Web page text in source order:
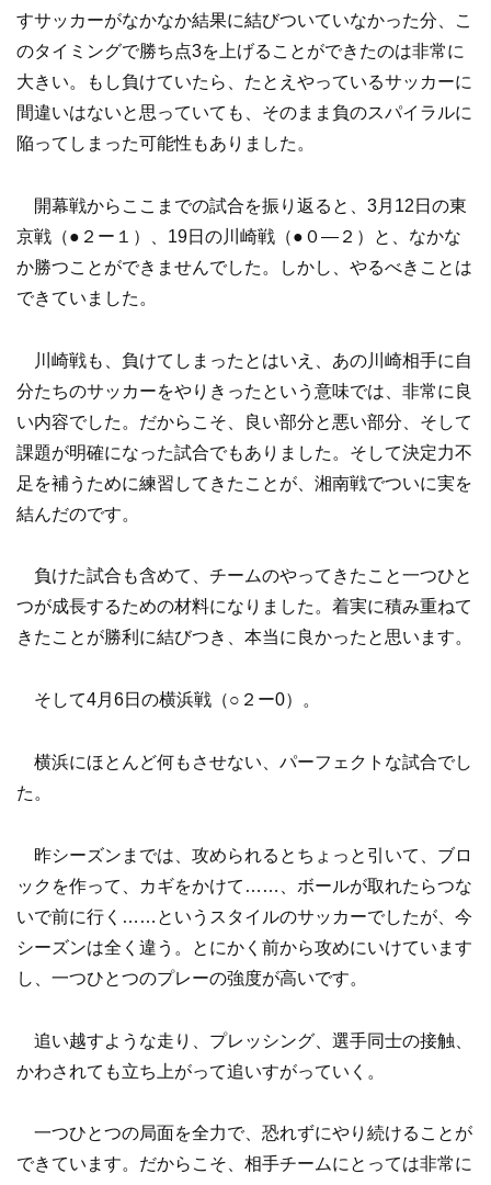
すサッカーがなかなか結果に結びついていなかった分、こ
のタイミングで勝ち点3を上げることができたのは非常に
大きい。もし負けていたら、たとえやっているサッカーに
間違いはないと思っていても、そのまま負のスパイラルに
陥ってしまった可能性もありました。
開幕戦からここまでの試合を振り返ると、3月12日の東
京戦（●２ー１）、19日の川崎戦（●０—２）と、なかな
か勝つことができませんでした。しかし、やるべきことは
できていました。
川崎戦も、負けてしまったとはいえ、あの川崎相手に自
分たちのサッカーをやりきったという意味では、非常に良
い内容でした。だからこそ、良い部分と悪い部分、そして
課題が明確になった試合でもありました。そして決定力不
足を補うために練習してきたことが、湘南戦でついに実を
結んだのです。
負けた試合も含めて、チームのやってきたこと一つひと
つが成長するための材料になりました。着実に積み重ねて
きたことが勝利に結びつき、本当に良かったと思います。
そして4月6日の横浜戦（○２ー0）。
横浜にほとんど何もさせない、パーフェクトな試合でし
た。
昨シーズンまでは、攻められるとちょっと引いて、ブロ
ックを作って、カギをかけて……、ボールが取れたらつな
いで前に行く……というスタイルのサッカーでしたが、今
シーズンは全く違う。とにかく前から攻めにいけています
し、一つひとつのプレーの強度が高いです。
追い越すような走り、プレッシング、選手同士の接触、
かわされても立ち上がって追いすがっていく。
一つひとつの局面を全力で、恐れずにやり続けることが
できています。だからこそ、相手チームにとっては非常に